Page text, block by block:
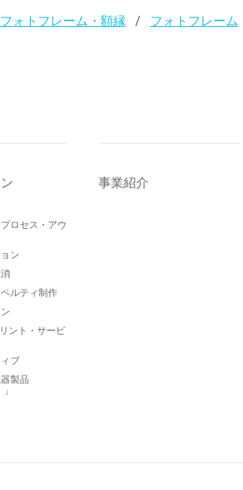
フォトフレーム・額縁 フォトフレーム
ロセス・アウ
ン
ルティ制作
ント・サービ
ブ
製品
事業紹介